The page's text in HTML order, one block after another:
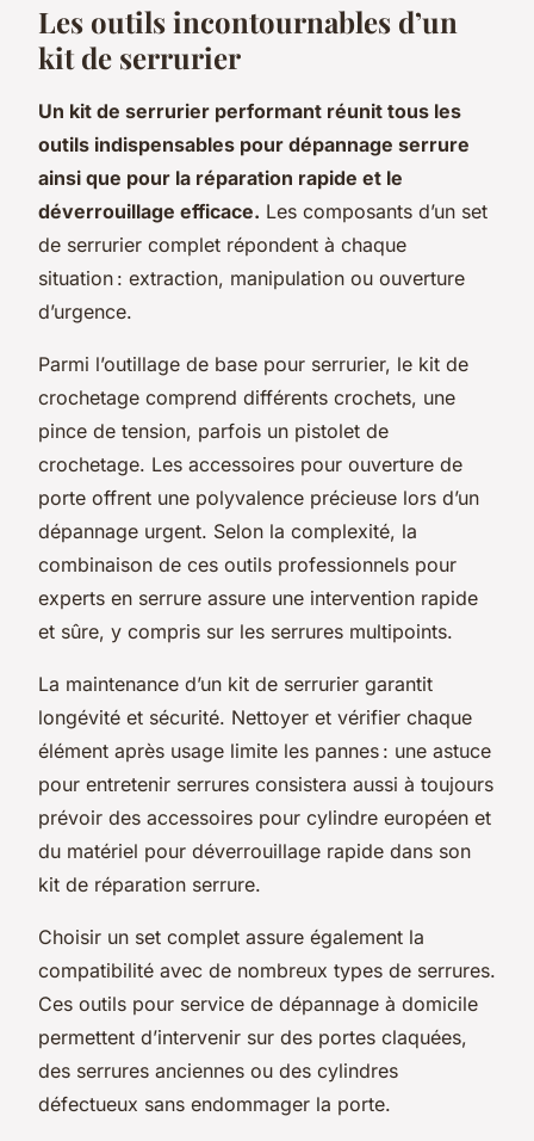
Les outils incontournables d’un
kit de serrurier
Un kit de serrurier performant réunit tous les
outils indispensables pour dépannage serrure
ainsi que pour la réparation rapide et le
déverrouillage efficace. Les composants d’un set
de serrurier complet répondent à chaque
situation : extraction, manipulation ou ouverture
d’urgence.
Parmi l’outillage de base pour serrurier, le kit de
crochetage comprend différents crochets, une
pince de tension, parfois un pistolet de
crochetage. Les accessoires pour ouverture de
porte offrent une polyvalence précieuse lors d’un
dépannage urgent. Selon la complexité, la
combinaison de ces outils professionnels pour
experts en serrure assure une intervention rapide
et sûre, y compris sur les serrures multipoints.
La maintenance d’un kit de serrurier garantit
longévité et sécurité. Nettoyer et vérifier chaque
élément après usage limite les pannes : une astuce
pour entretenir serrures consistera aussi à toujours
prévoir des accessoires pour cylindre européen et
du matériel pour déverrouillage rapide dans son
kit de réparation serrure.
Choisir un set complet assure également la
compatibilité avec de nombreux types de serrures.
Ces outils pour service de dépannage à domicile
permettent d’intervenir sur des portes claquées,
des serrures anciennes ou des cylindres
défectueux sans endommager la porte.